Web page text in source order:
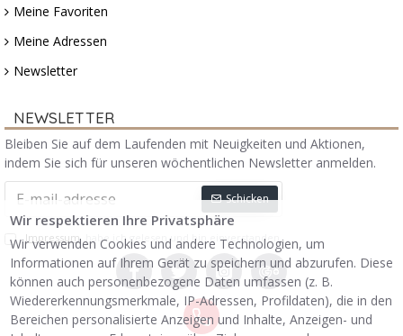
Meine Favoriten
Meine Adressen
Newsletter
NEWSLETTER
Bleiben Sie auf dem Laufenden mit Neuigkeiten und Aktionen,
indem Sie sich für unseren wöchentlichen Newsletter anmelden.
Schicken
Impressum habe ich gelesen und bin einverstanden.
Wir respektieren Ihre Privatsphäre
Wir verwenden Cookies und andere Technologien, um
Informationen auf Ihrem Gerät zu speichern und abzurufen. Diese
können auch personenbezogene Daten umfassen (z. B.
Wiedererkennungsmerkmale, IP-Adressen, Profildaten), die in den
Bereichen personalisierte Anzeigen und Inhalte, Anzeigen- und